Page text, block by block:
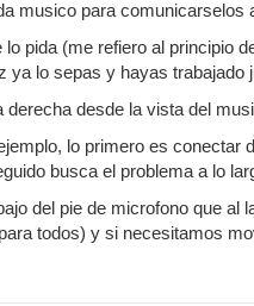
musico para comunicarselos
pida (me refiero al principio
lo sepas y hayas trabajado
desde la vista del
lo primero es conectar
busca el problema a lo
del pie de microfono que al
todos) y si necesitamos